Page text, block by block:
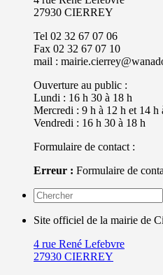
27930 CIERREY
Tel 02 32 67 07 06
Fax 02 32 67 07 10
mail :
Ouverture au public :
Lundi : 16 h 30 à 18 h
Mercredi : 9 h à 12 h et 14 h
Vendredi : 16 h 30 à 18 h
Formulaire de contact :
Erreur : Formulaire de
Site officiel de la mairie de
4 rue René Lefebvre
27930 CIERREY